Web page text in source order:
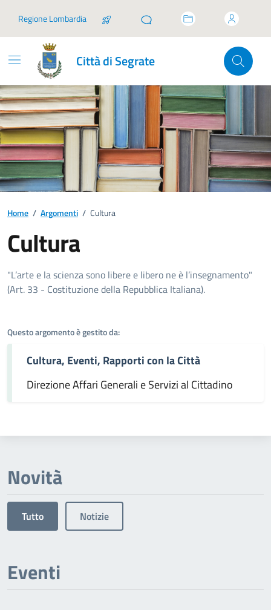
Regione Lombardia
Città di Segrate
Home / Argomenti / Cultura
Cultura
Dettagli dell'argomento
"L’arte e la scienza sono libere e libero ne è l’insegnamento"
(Art. 33 - Costituzione della Repubblica Italiana).
Questo argomento è gestito da:
Cultura, Eventi, Rapporti con la Città
Direzione Affari Generali e Servizi al Cittadino
Novità
Tutto Notizie
Eventi